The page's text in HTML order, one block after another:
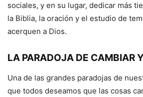
sociales, y en su lugar, dedicar más
la Biblia, la oración y el estudio de
acerquen a Dios.
LA PARADOJA DE CAMBIAR
Una de las grandes paradojas de
que todos deseamos que las cosas